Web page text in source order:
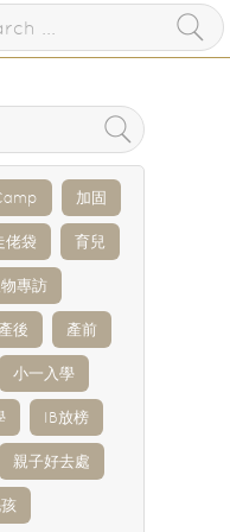
加固
佬袋 育兒
物專訪
產後 產前
小一入學
IB放榜
親子好去處